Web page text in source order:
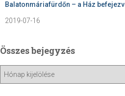
Balatonmáriafürdőn – a Ház
2019-07-16
Összes bejegyzés